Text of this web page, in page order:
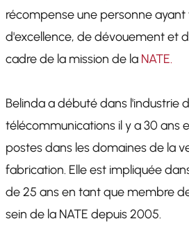
récompense une personne
d'excellence, de dévouement et
cadre de la mission de la NATE.
Belinda a débuté dans l'industrie
télécommunications il y a 30 ans
postes dans les domaines de la
fabrication. Elle est impliquée
de 25 ans en tant que membre
sein de la NATE depuis 2005.